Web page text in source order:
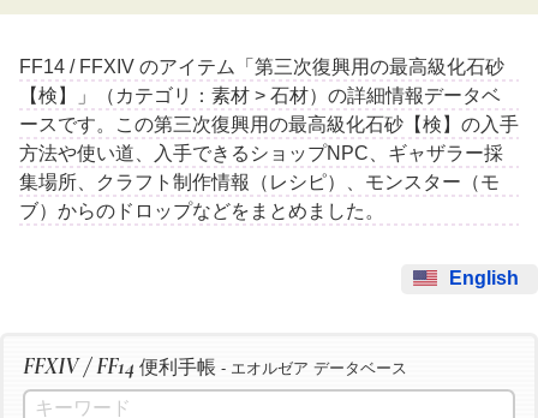
FF14 / FFXIV のアイテム「第三次復興用の最高級化石砂
【検】」（カテゴリ：素材 > 石材）の詳細情報データベ
ースです。この第三次復興用の最高級化石砂【検】の入手
方法や使い道、入手できるショップNPC、ギャザラー採
集場所、クラフト制作情報（レシピ）、モンスター（モ
ブ）からのドロップなどをまとめました。
English
FFXIV / FF14 便利手帳 - エオルゼア データベース